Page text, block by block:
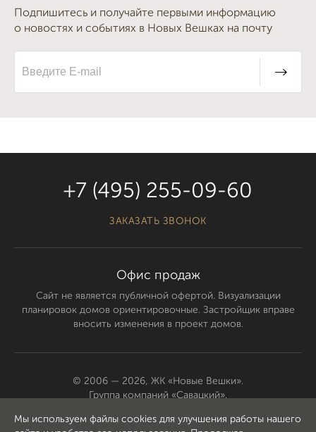
Мы используем файлы cookies для улучшения работы нашего
Подпишитесь и получайте первыми информацию
о новостях и событиях в Новых Вешках на почту
+7 (495) 255-09-60
ЗАКАЗАТЬ ЗВОНОК
Офис продаж
Сайт не является публичной офертой. Визуализации
планировок домов ориентировочные. Застройщик вправе
вносить изменения в проект домов.
© 2006 — 2026, ЖК «Новые Вешки».
Группа компаний «Савацкий».